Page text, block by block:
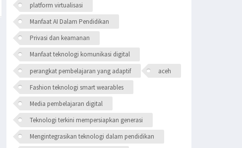
platform virtualisasi
Manfaat AI Dalam Pendidikan
Privasi dan keamanan
Manfaat teknologi komunikasi digital
perangkat pembelajaran yang adaptif
aceh
Fashion teknologi smart wearables
Media pembelajaran digital
Teknologi terkini mempersiapkan generasi
Mengintegrasikan teknologi dalam pendidikan